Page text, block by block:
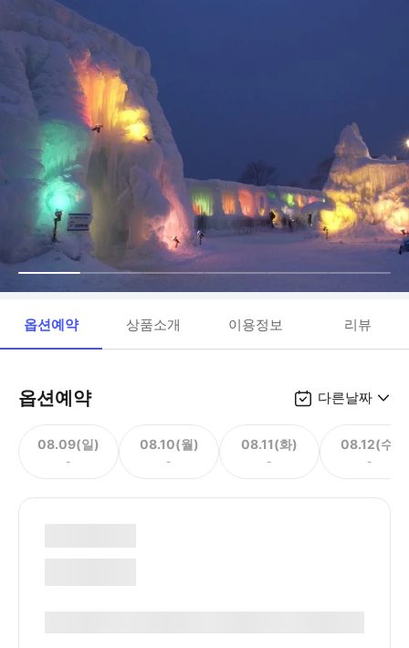
옵션예약 상품소개 이용정보 리뷰
옵션예약 다른날짜
08.09(일)
-
08.10(월)
-
08.11(화)
-
08.12(수)
-